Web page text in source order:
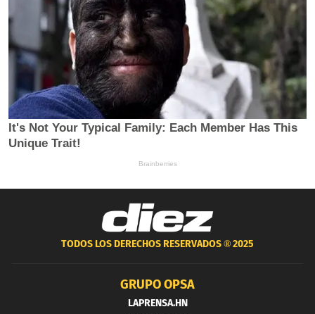
TODOS LOS DERECHOS RESERVADOS ®2025
GRUPO OPSA
LAPRENSA.HN